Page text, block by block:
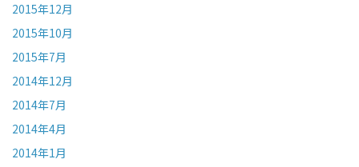
2015年12月
2015年10月
2015年7月
2014年12月
2014年7月
2014年4月
2014年1月